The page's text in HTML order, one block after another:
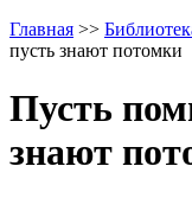
Главная >>
пусть знают потомки
Пусть
знают